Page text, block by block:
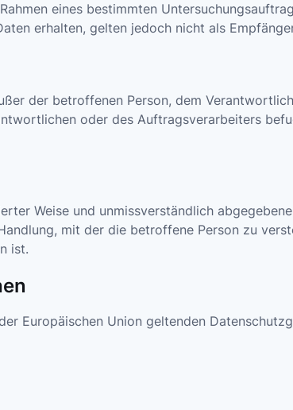
eines bestimmten
erhalten, gelten jedoch nicht als
der betroffenen Person, dem
oder des Auftragsverarbeiters
Weise und unmissverständlich abgegebene
mit der die betroffene Person zu
ist.
Europäischen Union geltenden